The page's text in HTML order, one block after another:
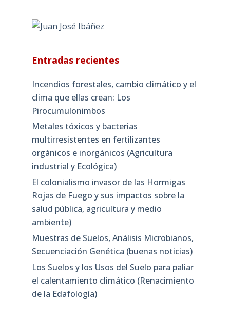
Entradas recientes
Incendios forestales, cambio climático y el
clima que ellas crean: Los
Pirocumulonimbos
Metales tóxicos y bacterias
multirresistentes en fertilizantes
orgánicos e inorgánicos (Agricultura
industrial y Ecológica)
El colonialismo invasor de las Hormigas
Rojas de Fuego y sus impactos sobre la
salud pública, agricultura y medio
ambiente)
Muestras de Suelos, Análisis Microbianos,
Secuenciación Genética (buenas noticias)
Los Suelos y los Usos del Suelo para paliar
el calentamiento climático (Renacimiento
de la Edafología)